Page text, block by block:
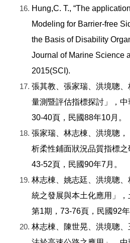
Hung,C. T., “The
Modeling for Barrier-free
the Basis of Disability
Journal of Marine Science
2015(SCI).
張其教、張家瑞、洪境聰
量測暨評估指標探討」，中
30-40頁，民國88年10月。
張家瑞、林志棟、洪境聰
析柔性鋪面狀況品質指標
43-52頁，民國90年7月。
林志棟、姚志廷、洪境聰
統之發展與本土化應用」
第1期，73-76頁，民國92年
林志棟、陳世晃、洪境聰